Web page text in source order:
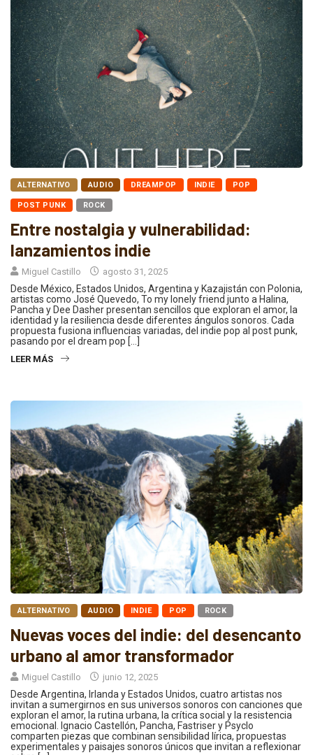
ALTERNATIVO AUDIO DREAMPOP INDIE POP
POST PUNK ROCK
Entre nostalgia y vulnerabilidad:
lanzamientos indie
Miguel Castillo agosto 31, 2025
Desde México, Estados Unidos, Argentina y Kazajistán con Polonia,
artistas como José Quevedo, To my lonely friend junto a Halina,
Pancha y Dee Dasher presentan sencillos que exploran el amor, la
identidad y la resiliencia desde diferentes ángulos sonoros. Cada
propuesta fusiona influencias variadas, del indie pop al post punk,
pasando por el dream pop […]
LEER MÁS
ALTERNATIVO AUDIO INDIE POP ROCK
Nuevas voces del indie: del desencanto
urbano al amor transformador
Miguel Castillo junio 12, 2025
Desde Argentina, Irlanda y Estados Unidos, cuatro artistas nos
invitan a sumergirnos en sus universos sonoros con canciones que
exploran el amor, la rutina urbana, la crítica social y la resistencia
emocional. Ignacio Castellón, Pancha, Fastriser y Psyclo
comparten piezas que combinan sensibilidad lírica, propuestas
experimentales y paisajes sonoros únicos que invitan a reflexionar